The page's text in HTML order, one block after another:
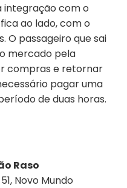
com o
ao lado, com o
passageiro que sai
mercado pela
compras e retornar
pagar uma
de duas horas.
Raso
Novo Mundo